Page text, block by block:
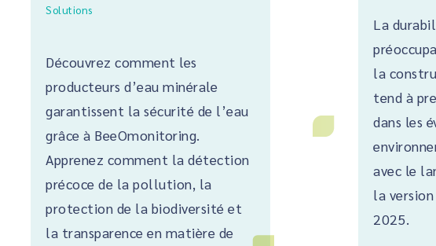
Solutions
Découvrez comment les
producteurs d’eau minérale
garantissent la sécurité de l’eau
grâce à BeeOmonitoring.
Apprenez comment la détection
précoce de la pollution, la
protection de la biodiversité et
la transparence en matière de
La
la
tend à
dans les
avec le
la version
2025.